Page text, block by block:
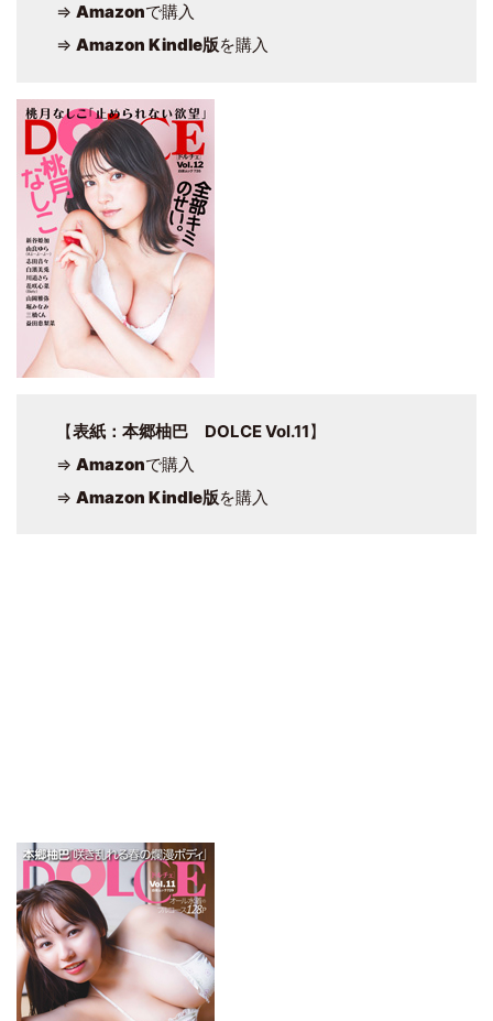
⇒ Amazonで購入
⇒ Amazon Kindle版を購入
【表紙：本郷柚巴 DOLCE Vol.11】
⇒ Amazonで購入
⇒ Amazon Kindle版を購入